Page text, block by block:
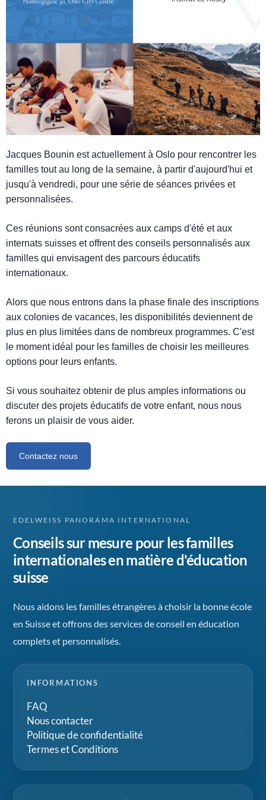
Jacques Bounin est actuellement à Oslo pour rencontrer les
familles tout au long de la semaine, à partir d'aujourd'hui et
jusqu'à vendredi, pour une série de séances privées et
personnalisées.
Ces réunions sont consacrées aux camps d'été et aux
internats suisses et offrent des conseils personnalisés aux
familles qui envisagent des parcours éducatifs
internationaux.
Alors que nous entrons dans la phase finale des inscriptions
aux colonies de vacances, les disponibilités deviennent de
plus en plus limitées dans de nombreux programmes. C'est
le moment idéal pour les familles de choisir les meilleures
options pour leurs enfants.
Si vous souhaitez obtenir de plus amples informations ou
discuter des projets éducatifs de votre enfant, nous nous
ferons un plaisir de vous aider.
Contactez nous
EDELWEISS PANORAMA INTERNATIONAL
Conseils sur mesure pour les familles
internationales en matière d'éducation
suisse
Nous aidons les familles étrangères à choisir la bonne école
en Suisse et offrons des services de conseil en éducation
complets et personnalisés.
INFORMATIONS
FAQ
Nous contacter
Politique de confidentialité
Termes et Conditions